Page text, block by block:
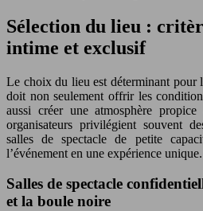
Sélection du lieu :
intime et exclusif
Le choix du lieu est déterminant pour
doit non seulement offrir les
aussi créer une atmosphère
organisateurs privilégient souvent
salles de spectacle de petite
l’événement en une expérience unique.
Salles de spectacle
et la boule noire